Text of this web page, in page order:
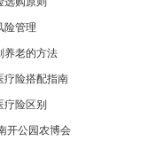
险管理
养老的方法
疗险搭配指南
险区别
开公园农博会